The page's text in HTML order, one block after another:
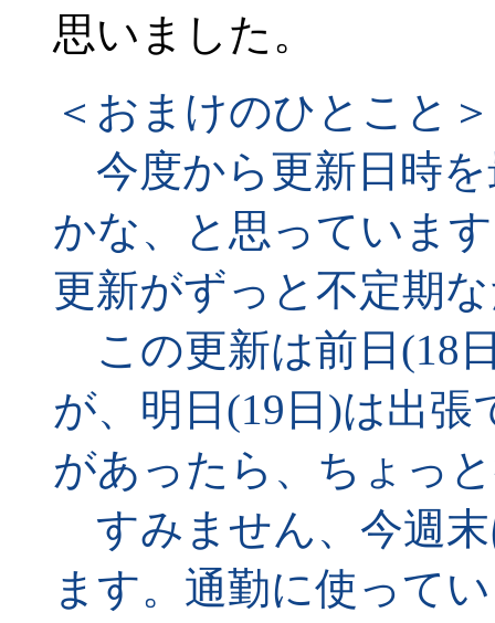
思いました。
＜おまけのひとこと＞
今度から更新日時
かな、と思っていま
更新がずっと不定期
この更新は前日(18
が、明日(19日)は出
があったら、ちょっ
すみません、今週
ます。通勤に使って